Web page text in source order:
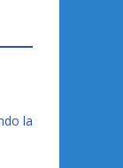
la